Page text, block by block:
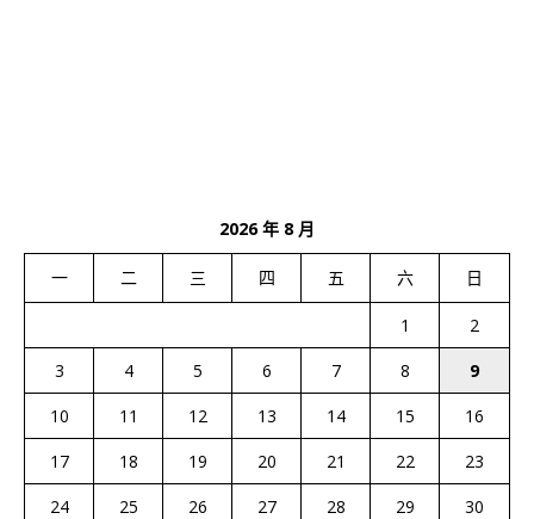
2026 年 8 月
一 二 三 四 五 六 日
1
2
3
4 5 6 7 8
9
10
11 12 13 14 15
16
17
18 19 20 21 22
23
24
25 26 27 28 29
30